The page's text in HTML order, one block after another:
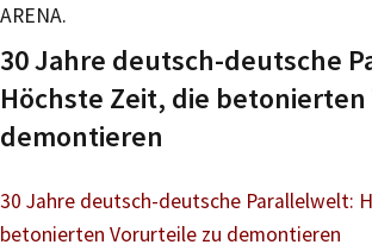
ARENA.
30 Jahre deutsch-deutsche
Höchste Zeit, die
demontieren
30 Jahre deutsch-deutsche Parallelwelt:
betonierten Vorurteile zu demontieren